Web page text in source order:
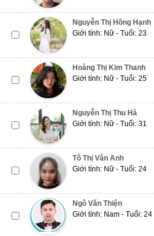
Nguyễn Thị Hồng Hạnh
Giới tính: Nữ - Tuổi: 23
Hoàng Thị Kim Thanh
Giới tính: Nữ - Tuổi: 25
Nguyễn Thị Thu Hà
Giới tính: Nữ - Tuổi: 31
Tô Thị Vân Anh
Giới tính: Nữ - Tuổi: 24
Ngô Văn Thiện
Giới tính: Nam - Tuổi: 24